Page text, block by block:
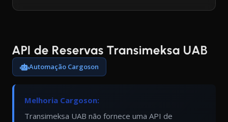
API de Reservas Transimeksa UAB
Automação Cargoson
Melhoria Cargoson:
Transimeksa UAB não fornece uma API de